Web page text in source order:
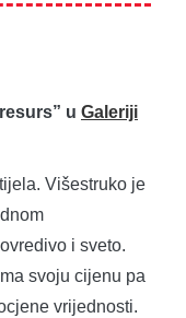
u Galeriji
Višestruko je
i sveto.
svoju cijenu pa
vrijednosti.